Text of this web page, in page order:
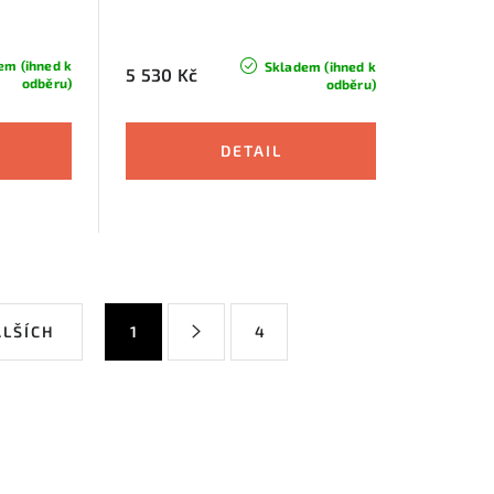
(ihned k
odběru)
Skladem (ihned k
odběru)
5 530 Kč
1 4